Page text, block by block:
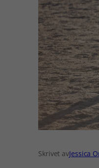
Skrivet avJessica